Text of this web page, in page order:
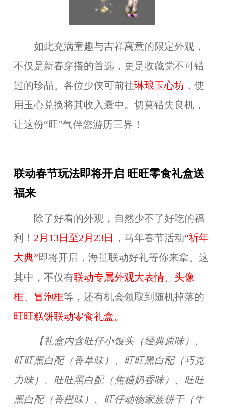
如此充满童趣与吉祥寓意的限定外观，
不仅是新春穿搭的首选，更是收藏党不可错
过的珍品。各位少侠可前往琳琅玉心坊，使
用玉心兑换将其收入囊中。切莫错失良机，
让这份“旺”气伴您游历三界！
联动春节玩法即将开启 旺旺零食礼盒送
福来
除了好看的外观，自然少不了好吃的福
利！ 2月13日至2月23日 ，马年春节活动“祈年
大典”即将开启，海量联动好礼等你来拿。这
其中，不仅有联动专属外观大表情、头像
框、冒泡框等，还有机会领取到随机掉落的
旺旺糕饼联动零食礼盒。
【礼盒内含旺仔小馒头（经典原味）、
旺旺黑白配（香草味）、旺旺黑白配（巧克
力味）、旺旺黑白配（焦糖奶香味）、旺旺
黑白配（香橙味）、旺仔动物家族饼干（牛